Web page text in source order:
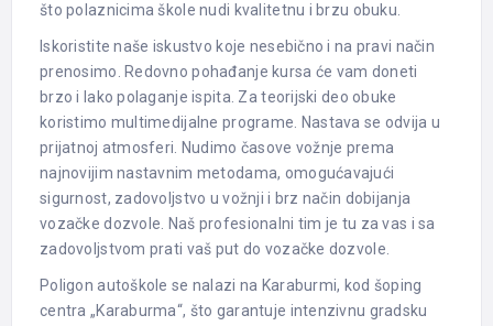
što polaznicima škole nudi kvalitetnu i brzu obuku.
Iskoristite naše iskustvo koje nesebično i na pravi način
prenosimo. Redovno pohađanje kursa će vam doneti
brzo i lako polaganje ispita. Za teorijski deo obuke
koristimo multimedijalne programe. Nastava se odvija u
prijatnoj atmosferi. Nudimo časove vožnje prema
najnovijim nastavnim metodama, omogućavajući
sigurnost, zadovoljstvo u vožnji i brz način dobijanja
vozačke dozvole. Naš profesionalni tim je tu za vas i sa
zadovoljstvom prati vaš put do vozačke dozvole.
Poligon autoškole se nalazi na Karaburmi, kod šoping
centra „Karaburma“, što garantuje intenzivnu gradsku